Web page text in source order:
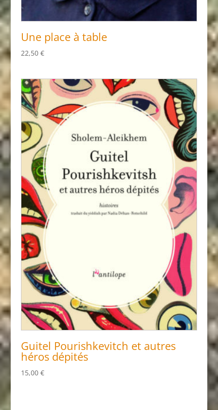
Une place à table
22,50 €
Guitel Pourishkevitch et autres
héros dépités
15,00 €